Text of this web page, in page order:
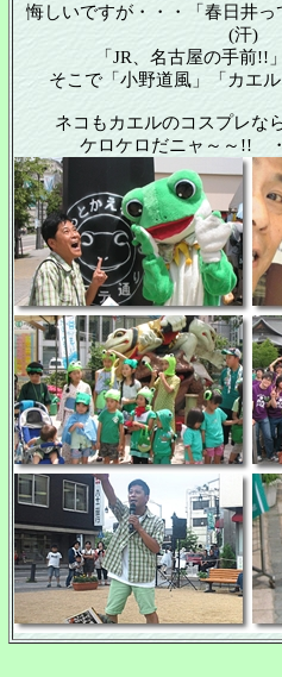
悔しいですが・・・「春日井っ
(汗)
「JR、名古屋の手前!!
そこで「小野道風」「カエ
ネコもカエルのコスプレな
ケロケロだニャ～～!!